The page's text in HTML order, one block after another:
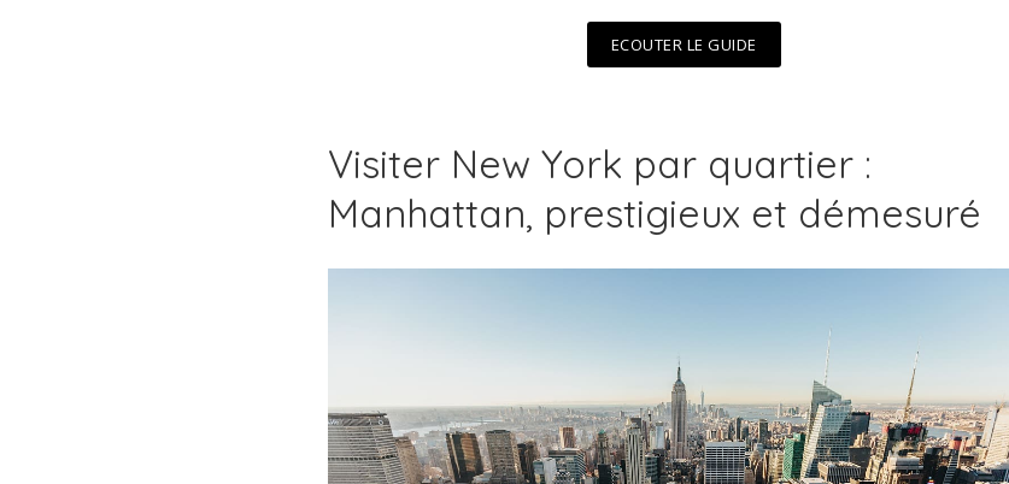
ECOUTER LE GUIDE
Visiter New York par quartier :
Manhattan, prestigieux et démesuré